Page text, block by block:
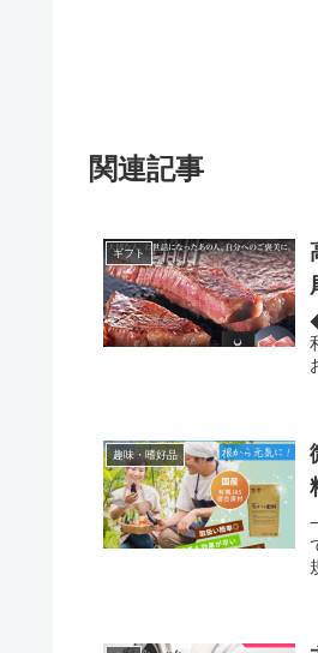
関連記事
ギフト
趣味・嗜好品